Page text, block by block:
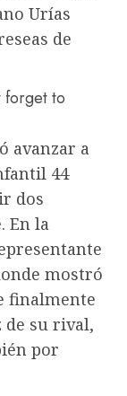
Urías
de
forget to
avanzar a
44
dos
En la
mostró
finalmente
de su rival,
por